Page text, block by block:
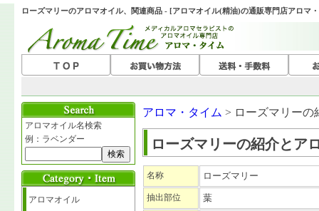
ローズマリーのアロマオイル、関連商品 - [アロマオイル(精油)の通販専門店アロマ
アロマオイル名検索
例：ラベンダー
アロマオイル
アロマ・タイム > ローズマリーの
ローズマリーの紹介とア
名称 ローズマリー
抽出部位 葉